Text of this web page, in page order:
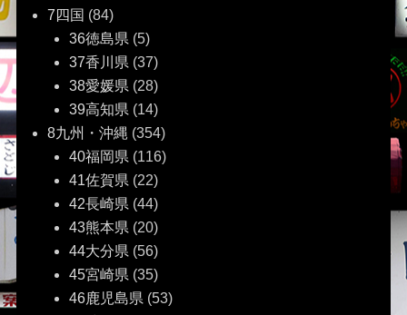
7四国 (84)
36徳島県 (5)
37香川県 (37)
38愛媛県 (28)
39高知県 (14)
8九州・沖縄 (354)
40福岡県 (116)
41佐賀県 (22)
42長崎県 (44)
43熊本県 (20)
44大分県 (56)
45宮崎県 (35)
46鹿児島県 (53)